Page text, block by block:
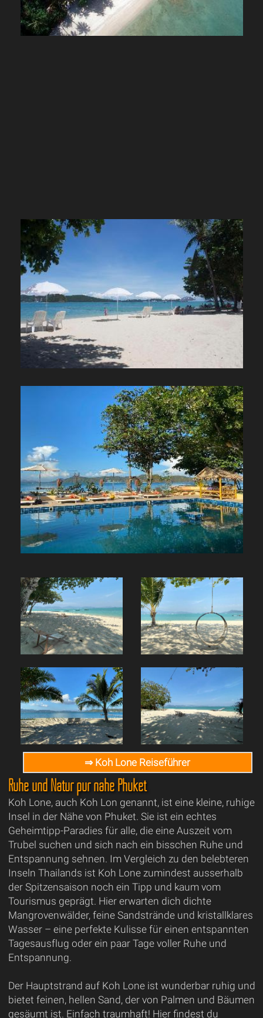
⇒ Koh Lone Reiseführer
Ruhe und Natur pur nahe Phuket
Koh Lone, auch Koh Lon genannt, ist eine kleine, ruhige
Insel in der Nähe von Phuket. Sie ist ein echtes
Geheimtipp-Paradies für alle, die eine Auszeit vom
Trubel suchen und sich nach ein bisschen Ruhe und
Entspannung sehnen. Im Vergleich zu den belebteren
Inseln Thailands ist Koh Lone zumindest ausserhalb
der Spitzensaison noch ein Tipp und kaum vom
Tourismus geprägt. Hier erwarten dich dichte
Mangrovenwälder, feine Sandstrände und kristallklares
Wasser – eine perfekte Kulisse für einen entspannten
Tagesausflug oder ein paar Tage voller Ruhe und
Entspannung.
Der Hauptstrand auf Koh Lone ist wunderbar ruhig und
bietet feinen, hellen Sand, der von Palmen und Bäumen
gesäumt ist. Einfach traumhaft! Hier findest du